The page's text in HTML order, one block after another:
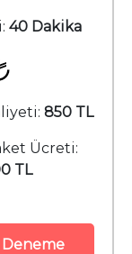
40 Dakika
850 TL
Ücreti:
TL